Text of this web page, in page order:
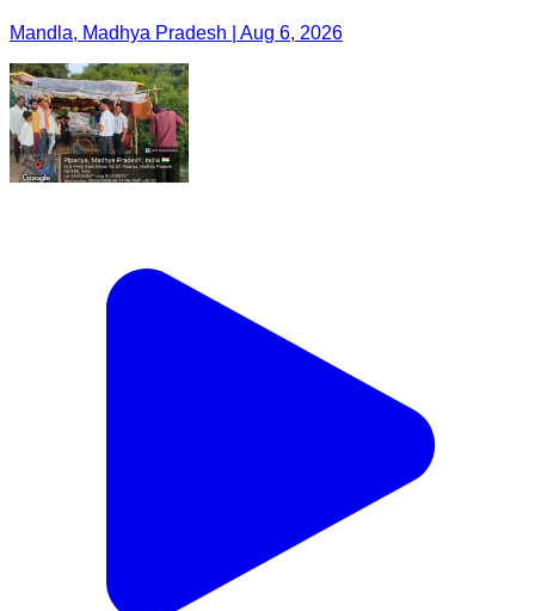
Mandla, Madhya Pradesh | Aug 6, 2026